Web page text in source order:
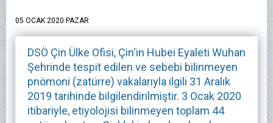
05 OCAK 2020 PAZAR
DSÖ Çin Ülke Ofisi, Çin'in Hubei Eyaleti Wuhan
Şehrinde tespit edilen ve sebebi bilinmeyen
pnömoni (zatürre) vakalarıyla ilgili 31 Aralık
2019 tarihinde bilgilendirilmiştir. 3 Ocak 2020
itibariyle, etiyolojisi bilinmeyen toplam 44